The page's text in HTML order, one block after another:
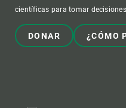
científicas para tomar
DONAR ¿CÓMO